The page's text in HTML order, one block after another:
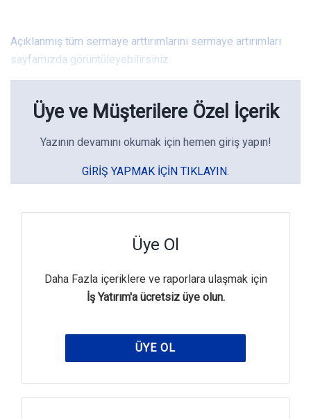
Açıklanmış tüm sermaye arttırımlarını sermaye artırımları
sayfamızda görüntüleyebilirsiniz.
Üye ve Müşterilere Özel İçerik
Yazının devamını okumak için hemen giriş yapın!
GIRIŞ YAPMAK IÇIN TIKLAYIN.
Üye Ol
Daha Fazla içeriklere ve raporlara ulaşmak için
İş Yatırım'a ücretsiz üye olun.
ÜYE OL